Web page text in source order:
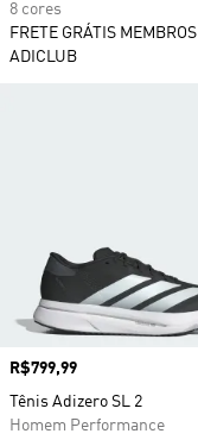
8 cores
FRETE GRÁTIS MEMBROS
ADICLUB
Preço
R$799,99
Tênis Adizero SL 2
Homem Performance